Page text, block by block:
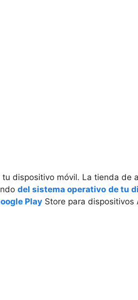
dispositivo móvil. La tienda de
del sistema operativo de tu
Play Store para dispositivos